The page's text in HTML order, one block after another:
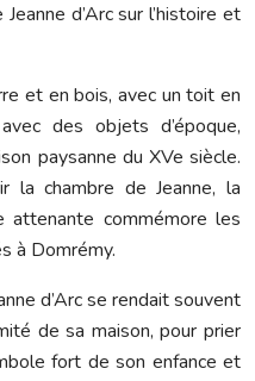
d’Arc sur l’histoire et
et en bois, avec un toit en
des objets d’époque,
paysanne du XVe siècle.
la chambre de Jeanne, la
attenante commémore les
à Domrémy.
d’Arc se rendait souvent
de sa maison, pour prier
fort de son enfance et